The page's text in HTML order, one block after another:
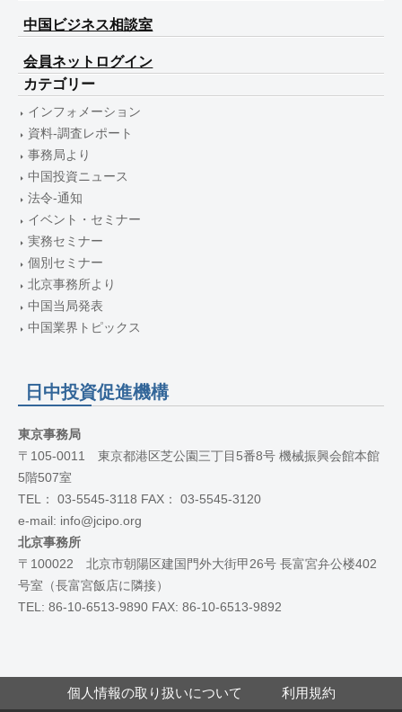
中国ビジネス相談室
会員ネットログイン
カテゴリー
インフォメーション
資料-調査レポート
事務局より
中国投資ニュース
法令-通知
イベント・セミナー
実務セミナー
個別セミナー
北京事務所より
中国当局発表
中国業界トピックス
日中投資促進機構
東京事務局
〒105-0011 東京都港区芝公園三丁目5番8号 機械振興会館本館
5階507室
TEL： 03-5545-3118 FAX： 03-5545-3120
e-mail: info@jcipo.org
北京事務所
〒100022 北京市朝陽区建国門外大街甲26号 長富宮弁公楼402
号室（長富宮飯店に隣接）
TEL: 86-10-6513-9890 FAX: 86-10-6513-9892
個人情報の取り扱いについて 利用規約